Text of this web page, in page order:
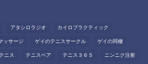
アタシロラジオ カイロプラクティック
ッサージ ゲイのテニスサークル ゲイの同棲
テニス テニスベア テニス３６５ ニンニク注射